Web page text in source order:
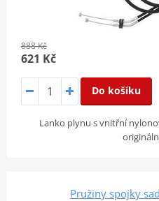
888 Kč
621 Kč
Do košíku
Lanko plynu s vnitřní
Pružiny spojky